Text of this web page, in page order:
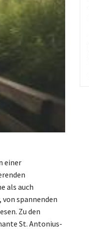
einer
als auch
von spannenden
Zu den
St. Antonius-